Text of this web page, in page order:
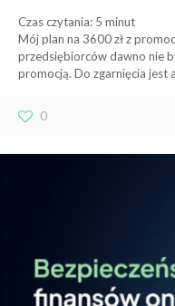
Czas czytania: 5 minut
Mój plan na 3600 zł z
przedsiębiorców dawno nie
promocją. Do zgarnięcia jest
0